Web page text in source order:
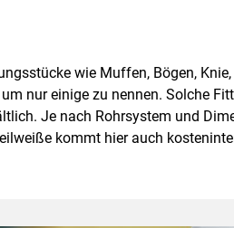
wie Muffen, Bögen, Knie,
nur einige zu nennen. Solche
Je nach Rohrsystem und
kommt hier auch